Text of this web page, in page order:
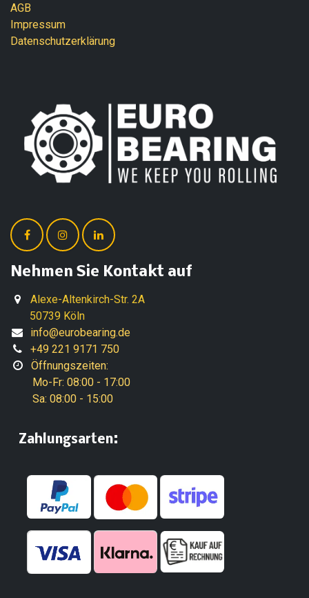
AGB
Impressum
Datenschutzerklärung
Nehmen Sie Kontakt auf
Alexe-Altenkirch-Str. 2A
50739 Köln
info@eurobearing.de
+49 221 9171 750
Öffnungszeiten:
Mo-Fr: 08:00 - 17:00
Sa: 08:00 - 15:00
​Zahlungsarten: